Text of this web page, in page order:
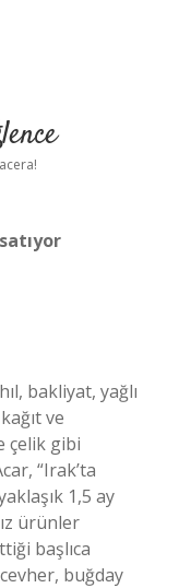
bakliyat, yağlı
ve
çelik gibi
“Irak’ta
1,5 ay
ürünler
başlıca
buğday